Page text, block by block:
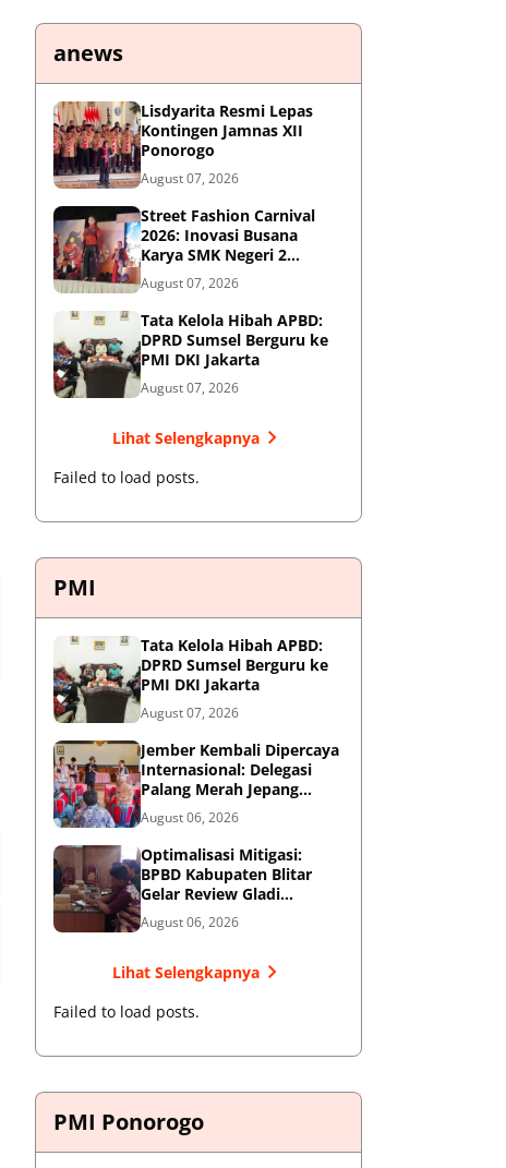
anews
Lisdyarita Resmi Lepas
Kontingen Jamnas XII
Ponorogo
August 07, 2026
Street Fashion Carnival
2026: Inovasi Busana
Karya SMK Negeri 2
Ponorogo
August 07, 2026
Tata Kelola Hibah APBD:
DPRD Sumsel Berguru ke
PMI DKI Jakarta
August 07, 2026
Lihat Selengkapnya
Failed to load posts.
PMI
Tata Kelola Hibah APBD:
DPRD Sumsel Berguru ke
PMI DKI Jakarta
August 07, 2026
Jember Kembali Dipercaya
Internasional: Delegasi
Palang Merah Jepang
Perkuat Kesiapsiagaan
Bencana di Kawasan
Pesisir dan Sekolah
August 06, 2026
Optimalisasi Mitigasi:
BPBD Kabupaten Blitar
Gelar Review Gladi
Kontinjensi Erupsi Gunung
Kelud
August 06, 2026
Lihat Selengkapnya
Failed to load posts.
PMI Ponorogo